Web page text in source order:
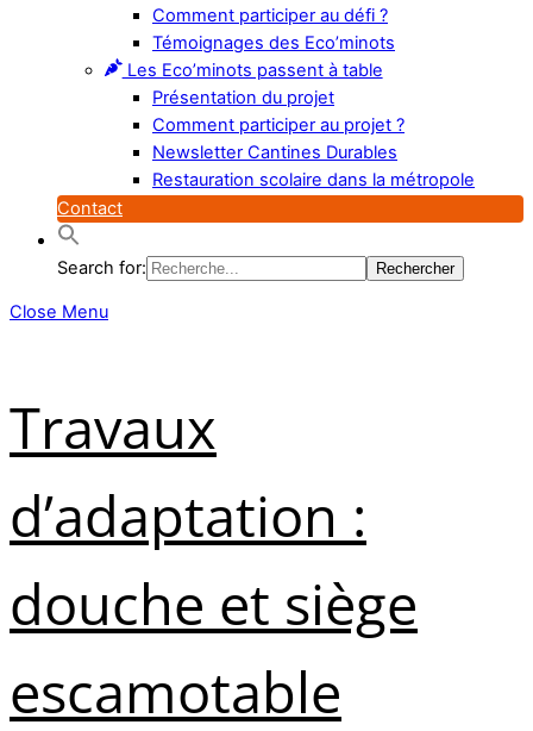
Comment participer au défi ?
Témoignages des Eco’minots
Les Eco’minots passent à table
Présentation du projet
Comment participer au projet ?
Newsletter Cantines Durables
Restauration scolaire dans la métropole
Contact
Search for:
Close Menu
Travaux
d’adaptation :
douche et siège
escamotable